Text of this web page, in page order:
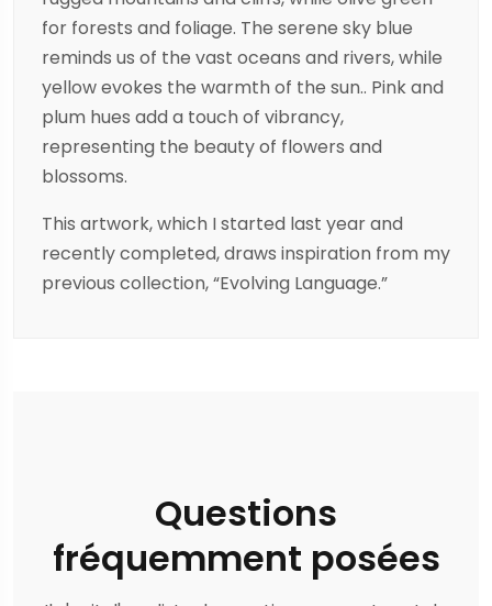
for forests and foliage. The serene sky blue
reminds us of the vast oceans and rivers, while
yellow evokes the warmth of the sun.. Pink and
plum hues add a touch of vibrancy,
representing the beauty of flowers and
blossoms.
This artwork, which I started last year and
recently completed, draws inspiration from my
previous collection, “Evolving Language.”
Questions
fréquemment posées